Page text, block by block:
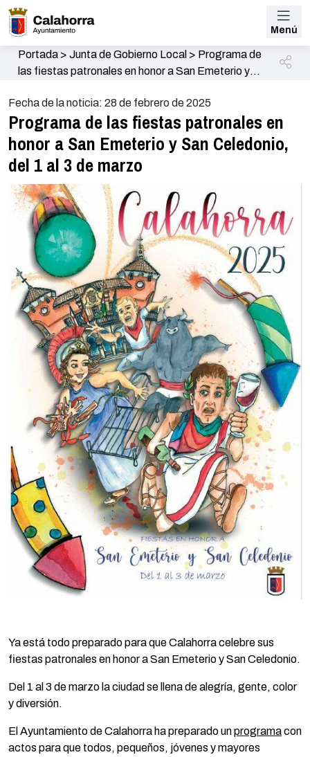
Menú
Portada> Junta de Gobierno Local > Programa de
las fiestas patronales en honor a San Emeterio y
Fecha de la noticia: 28 de febrero de 2025
Programa de las fiestas patronales en
honor a San Emeterio y San Celedonio,
del 1 al 3 de marzo
Ya está todo preparado para que Calahorra celebre sus
fiestas patronales en honor a San Emeterio y San Celedonio.
Del 1 al 3 de marzo la ciudad se llena de alegría, gente, color
y diversión.
El Ayuntamiento de Calahorra ha preparado unprogramacon
actos para que todos, pequeños, jóvenes y mayores